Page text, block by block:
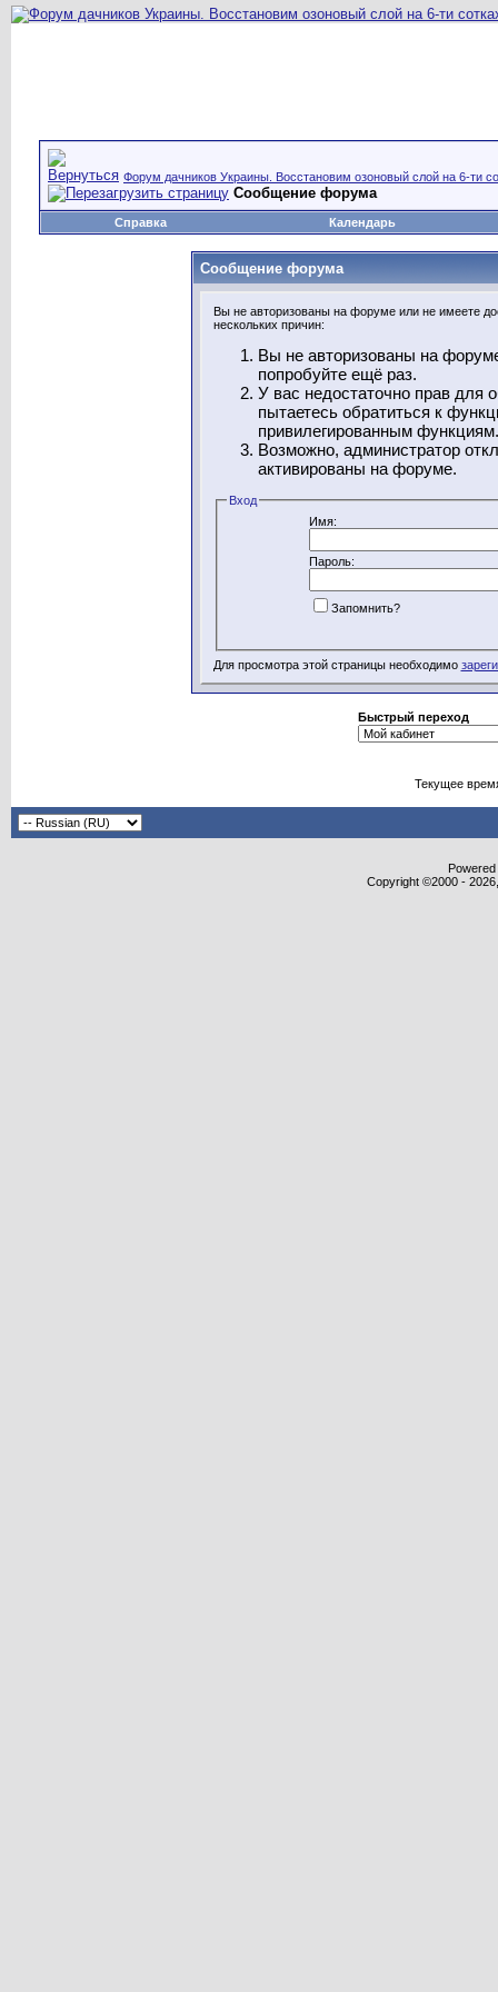
Форум дачников Украины. Восстановим озоновый слой на 6-ти
Сообщение форума
Справка Календарь
Сообщение форума
Вы не авторизованы на форуме или не имеете
нескольких причин:
Вы не авторизованы на
попробуйте ещё раз.
У вас недостаточно прав для
пытаетесь обратиться к
привилегированным функциям.
Возможно, администратор
активированы на форуме.
Вход
Имя:
Пароль:
Запомнить?
Для просмотра этой страницы необходимо
Быстрый переход
Текущее
Copyright ©2000 -